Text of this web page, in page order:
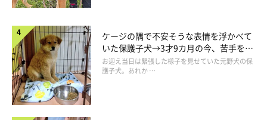
ケージの隅で不安そうな表情を浮かべて
いた保護子犬→3才9カ月の今、苦手を克
服し頼もしいコに成長！
お迎え当日は緊張した様子を見せていた元野犬の保
護子犬。あれか …